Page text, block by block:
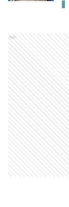
Ads